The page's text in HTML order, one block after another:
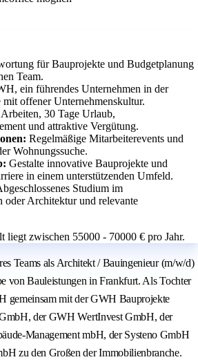
für Bauprojekte und Budgetplanung
Team.
ein führendes Unternehmen in der
offener Unternehmenskultur.
30 Tage Urlaub,
und attraktive Vergütung.
Regelmäßige Mitarbeiterevents und
Wohnungssuche.
Gestalte innovative Bauprojekte und
in einem unterstützenden Umfeld.
Studium im
oder Architektur und relevante
liegt zwischen 55000 - 70000 € pro Jahr.
Teams als Architekt / Bauingenieur (m/w/d)
von Bauleistungen in Frankfurt. Als Tochter
gemeinsam mit der GWH Bauprojekte
der GWH WertInvest GmbH, der
Management mbH, der Systeno GmbH
zu den Großen der Immobilienbranche.